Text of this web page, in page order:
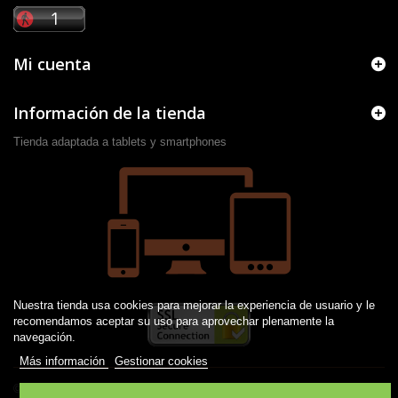
Nuestra tienda usa cookies para mejorar la experiencia de usuario y le
recomendamos aceptar su uso para aprovechar plenamente la
navegación.
Más información
Gestionar cookies
Mi cuenta
Información de la tienda
Tienda adaptada a tablets y smartphones